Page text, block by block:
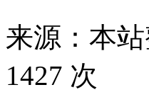
来源：本
1427 次